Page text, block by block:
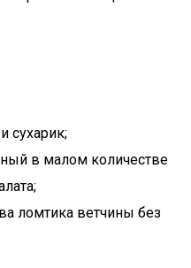
сухарик;
в малом количестве
ломтика ветчины без